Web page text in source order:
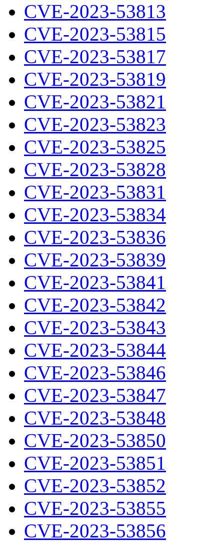
CVE-2023-53813
CVE-2023-53815
CVE-2023-53817
CVE-2023-53819
CVE-2023-53821
CVE-2023-53823
CVE-2023-53825
CVE-2023-53828
CVE-2023-53831
CVE-2023-53834
CVE-2023-53836
CVE-2023-53839
CVE-2023-53841
CVE-2023-53842
CVE-2023-53843
CVE-2023-53844
CVE-2023-53846
CVE-2023-53847
CVE-2023-53848
CVE-2023-53850
CVE-2023-53851
CVE-2023-53852
CVE-2023-53855
CVE-2023-53856